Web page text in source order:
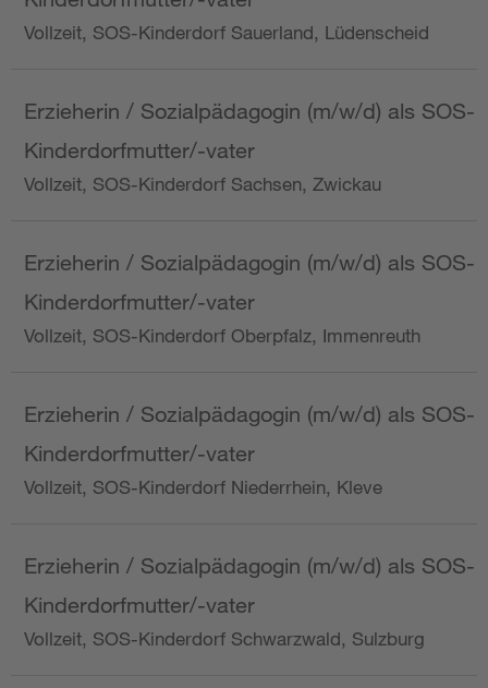
Vollzeit, SOS-Kinderdorf Sauerland, Lüdenscheid
Erzieherin / Sozialpädagogin (m/w/d) als SOS-
Kinderdorfmutter/-vater
Vollzeit, SOS-Kinderdorf Sachsen, Zwickau
Erzieherin / Sozialpädagogin (m/w/d) als SOS-
Kinderdorfmutter/-vater
Vollzeit, SOS-Kinderdorf Oberpfalz, Immenreuth
Erzieherin / Sozialpädagogin (m/w/d) als SOS-
Kinderdorfmutter/-vater
Vollzeit, SOS-Kinderdorf Niederrhein, Kleve
Erzieherin / Sozialpädagogin (m/w/d) als SOS-
Kinderdorfmutter/-vater
Vollzeit, SOS-Kinderdorf Schwarzwald, Sulzburg